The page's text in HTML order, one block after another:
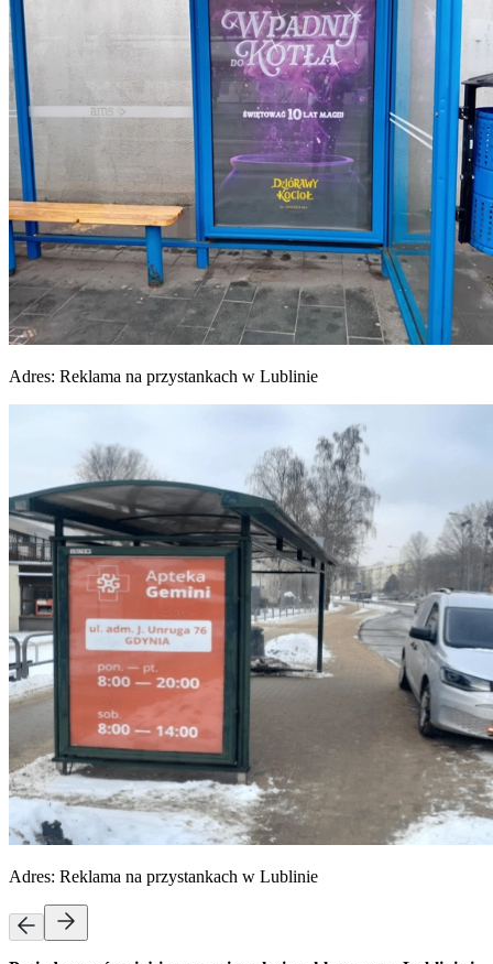
Adres: Reklama na przystankach w Lublinie
Adres: Reklama na przystankach w Lublinie